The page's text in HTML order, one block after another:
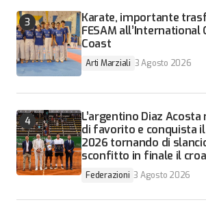
Karate, importante
FESAM
Coast
Arti Marziali 3 Agosto 2026
L’argentino Diaz
di favorito e conquista
2026 tornando di
sconfitto in finale il
Federazioni 3 Agosto 2026